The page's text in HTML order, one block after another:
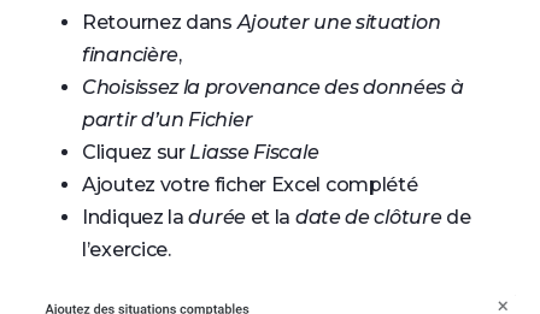
Retournez dans Ajouter une situation
financière,
Choisissez la provenance des données à
partir d’un Fichier
Cliquez sur Liasse Fiscale
Ajoutez votre ficher Excel complété
Indiquez laduréeet la date de clôturede
l’exercice.